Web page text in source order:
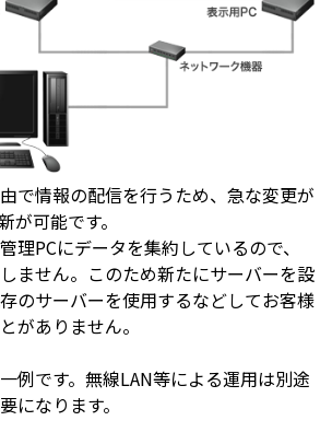
で情報の配信を行うため、急な変更が
が可能です。
理PCにデータを集約しているので、
ません。このため新たにサーバーを設
のサーバーを使用するなどしてお客様
がありません。
例です。無線LAN等による運用は別途
になります。